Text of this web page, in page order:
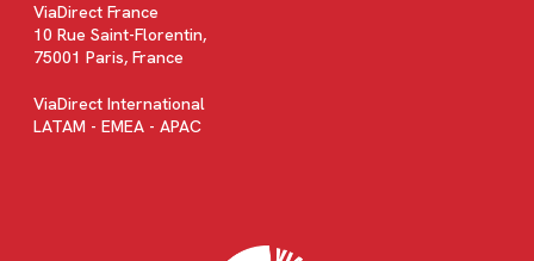
ViaDirect France
10 Rue Saint-Florentin,
75001 Paris, France
ViaDirect International
LATAM - EMEA - APAC